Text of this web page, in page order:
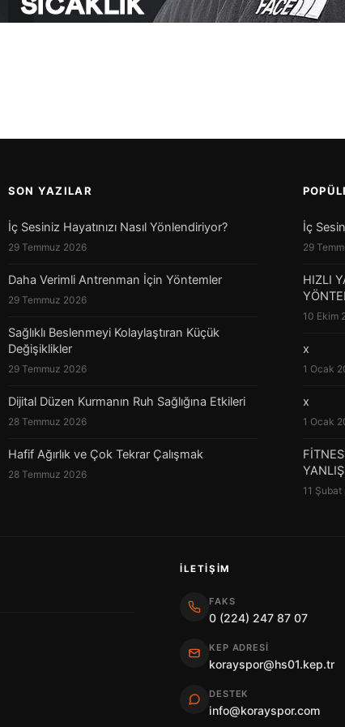
SON YAZILAR
İç Sesiniz Hayatınızı Nasıl Yönlendiriyor?
29 Temmuz 2026
Daha Verimli Antrenman İçin Yöntemler
29 Temmuz 2026
Sağlıklı Beslenmeyi Kolaylaştıran Küçük
Değişiklikler
29 Temmuz 2026
Dijital Düzen Kurmanın Ruh Sağlığına Etkileri
28 Temmuz 2026
Hafif Ağırlık ve Çok Tekrar Çalışmak
28 Temmuz 2026
İç
29
HIZLI
10 Ekim
x
1 Ocak
x
1 Ocak
11
İLETIŞIM
FAKS
0 (224) 247 87 07
KEP ADRESI
korayspor@hs01.kep.tr
DESTEK
info@korayspor.com